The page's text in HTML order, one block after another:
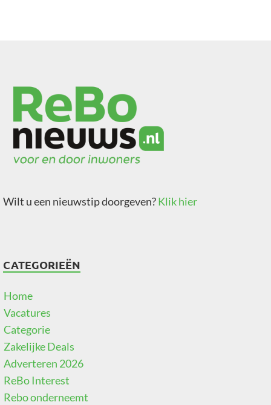
Wilt u een nieuwstip doorgeven?Klik hier
CATEGORIEËN
Home
Vacatures
Categorie
Zakelijke Deals
Adverteren 2026
ReBo Interest
Rebo onderneemt